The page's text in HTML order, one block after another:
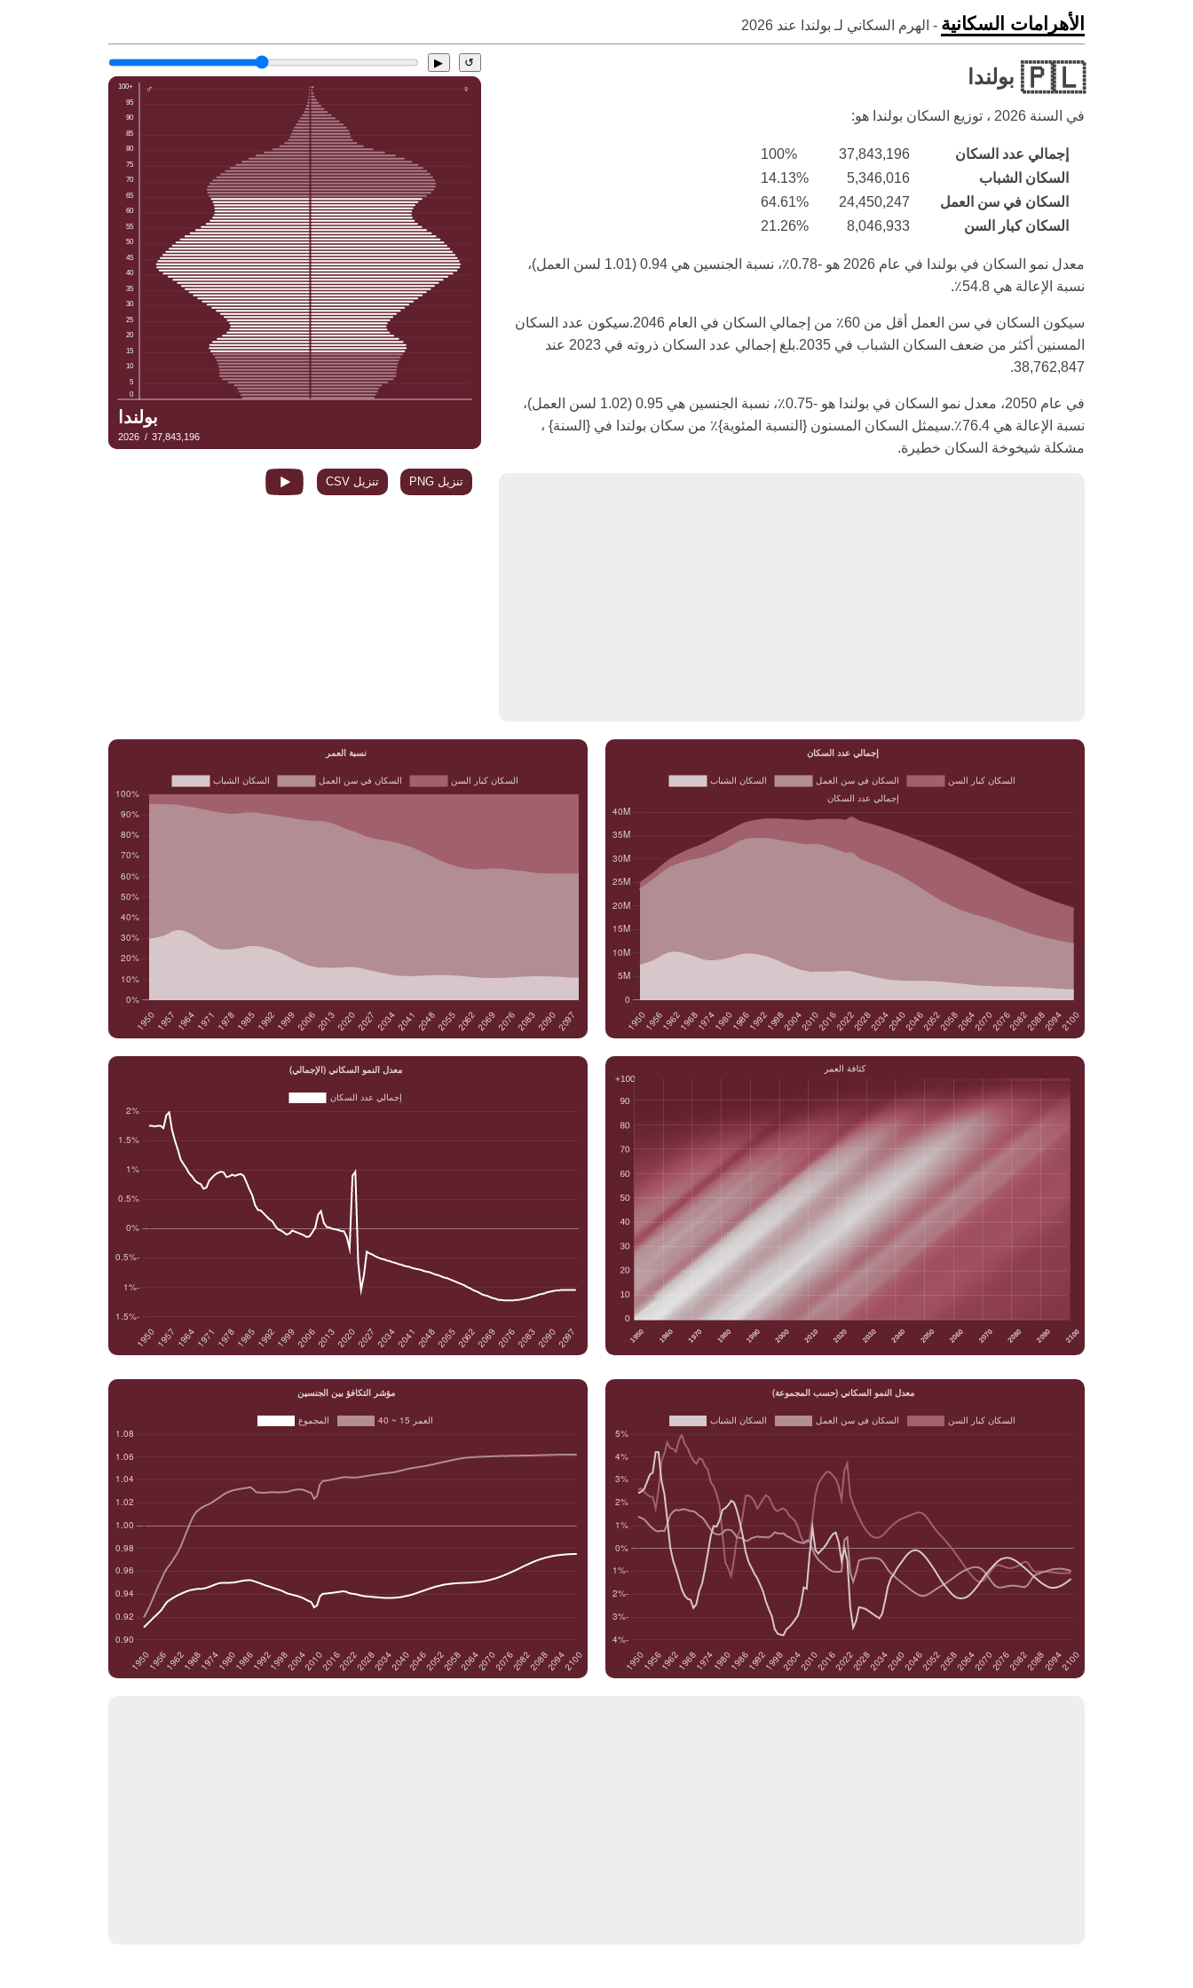
الأهرامات السكانية - الهرم السكاني لـ بولندا عند 2026
🇵🇱 بولندا
في السنة 2026 ، توزيع السكان بولندا هو:
إجمالي عدد السكان 37,843,196
100%
السكان الشباب
5,346,016
14.13%
السكان في سن العمل
24,450,247
64.61%
السكان كبار السن
8,046,933
21.26%
معدل نمو السكان في بولندا في عام 2026 هو -0.78٪، نسبة الجنسين هي 0.94 (1.01 لسن العمل)،
نسبة الإعالة هي 54.8٪.
سيكون السكان في سن العمل أقل من 60٪ من إجمالي السكان في العام 2046.سيكون عدد السكان
المسنين أكثر من ضعف السكان الشباب في 2035.بلغ إجمالي عدد السكان ذروته في 2023 عند
38,762,847.
في عام 2050، معدل نمو السكان في بولندا هو -0.75٪، نسبة الجنسين هي 0.95 (1.02 لسن العمل)،
نسبة الإعالة هي 76.4٪.سيمثل السكان المسنون {النسبة المئوية}٪ من سكان بولندا في {السنة} ،
مشكلة شيخوخة السكان خطيرة.
↺
▶
تنزيل PNG تنزيل CSV